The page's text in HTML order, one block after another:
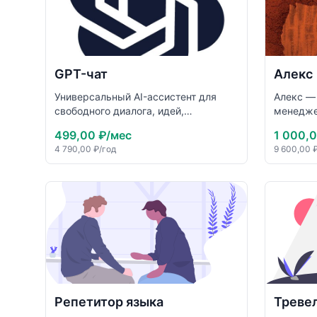
GPT-чат
Универсальный AI-ассистент для
свободного диалога, идей,
задач без специализированной
настройки.
499,00 ₽/мес
4 790,00 ₽/год
Алекс
Алекс —
к
1
9 600,00
Репетитор языка